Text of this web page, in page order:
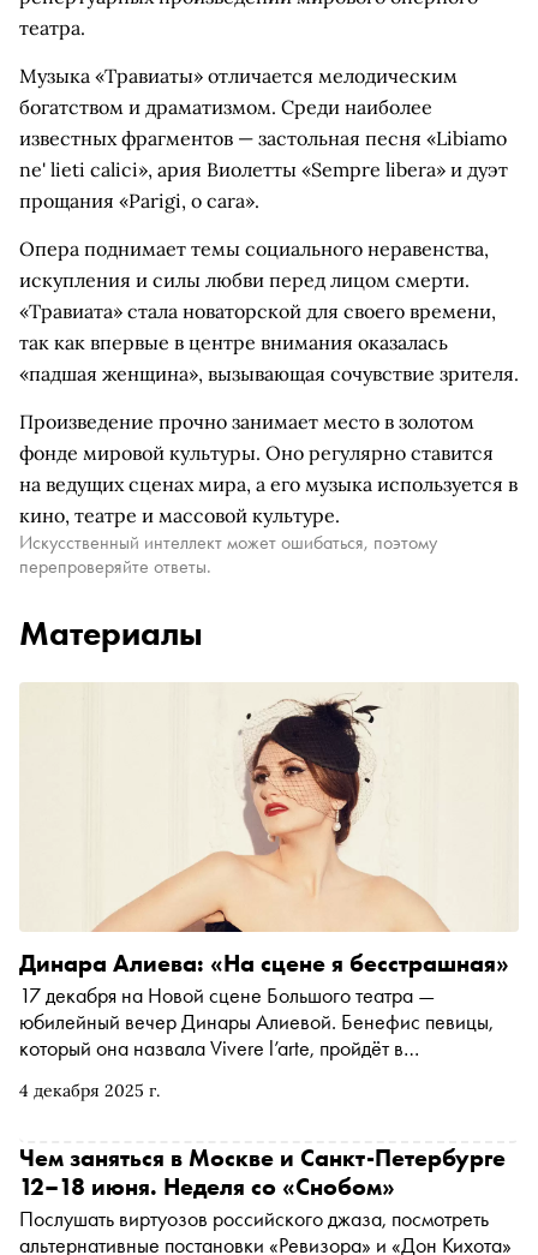
театра.
Музыка «Травиаты» отличается мелодическим
богатством и драматизмом. Среди наиболее
известных фрагментов — застольная песня «Libiamo
ne' lieti calici», ария Виолетты «Sempre libera» и дуэт
прощания «Parigi, o cara».
Опера поднимает темы социального неравенства,
искупления и силы любви перед лицом смерти.
«Травиата» стала новаторской для своего времени,
так как впервые в центре внимания оказалась
«падшая женщина», вызывающая сочувствие зрителя.
Произведение прочно занимает место в золотом
фонде мировой культуры. Оно регулярно ставится
на ведущих сценах мира, а его музыка используется в
кино, театре и массовой культуре.
Искусственный интеллект может ошибаться, поэтому
перепроверяйте ответы.
Материалы
4 декабря 2025 г.
Динара Алиева: «На сцене я бесстрашная»
17 декабря на Новой сцене Большого театра —
юбилейный вечер Динары Алиевой. Бенефис певицы,
который она назвала Vivere l’arte, пройдёт в
Большого театра. В интервью «Снобу» Динара
Виллазоном, неожиданных режиссёрских решениях и
желании сняться в кино
Чем заняться в Москве и Санкт-Петербурге
12–18 июня. Неделя со «Снобом»
Послушать виртуозов российского джаза, посмотреть
альтернативные постановки «Ревизора» и «Дон Кихота»